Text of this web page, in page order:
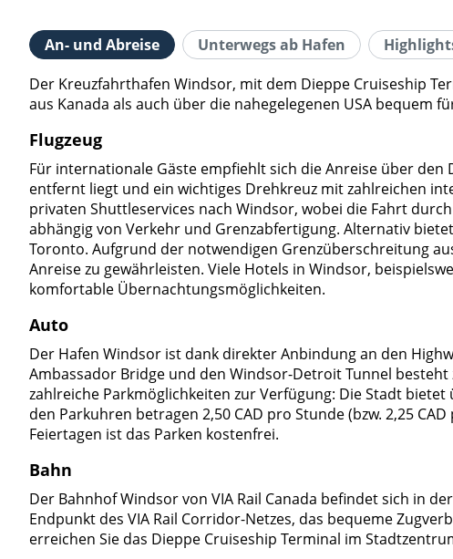
An- und Abreise Unterwegs ab Hafen
Der Kreuzfahrthafen Windsor, mit dem Dieppe Cruiseship
aus Kanada als auch über die nahegelegenen USA bequem
Flugzeug
Für internationale Gäste empfiehlt sich die Anreise über
entfernt liegt und ein wichtiges Drehkreuz mit zahlreichen
privaten Shuttleservices nach Windsor, wobei die Fahrt
abhängig von Verkehr und Grenzabfertigung. Alternativ
Toronto. Aufgrund der notwendigen Grenzüberschreitung
Anreise zu gewährleisten. Viele Hotels in Windsor,
komfortable Übernachtungsmöglichkeiten.
Auto
Der Hafen Windsor ist dank direkter Anbindung an den
Ambassador Bridge und den Windsor-Detroit Tunnel
zahlreiche Parkmöglichkeiten zur Verfügung: Die Stadt
den Parkuhren betragen 2,50 CAD pro Stunde (bzw. 2,25
Feiertagen ist das Parken kostenfrei.
Bahn
Der Bahnhof Windsor von VIA Rail Canada befindet sich in
Endpunkt des VIA Rail Corridor-Netzes, das bequeme
erreichen Sie das Dieppe Cruiseship Terminal im